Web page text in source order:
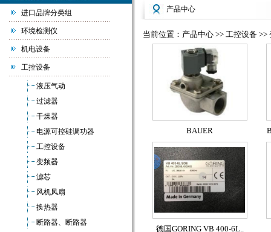
进口品牌分类组
环境检测仪
机电设备
工控设备
液压气动
过滤器
干燥器
电源可控硅调功器
工控设备
变频器
滤芯
风机风扇
换热器
断路器、断路器
产品中心
当前位置：产品中心 >> 工控设备 >>
BAUER
德国GORING VB 400-6L..